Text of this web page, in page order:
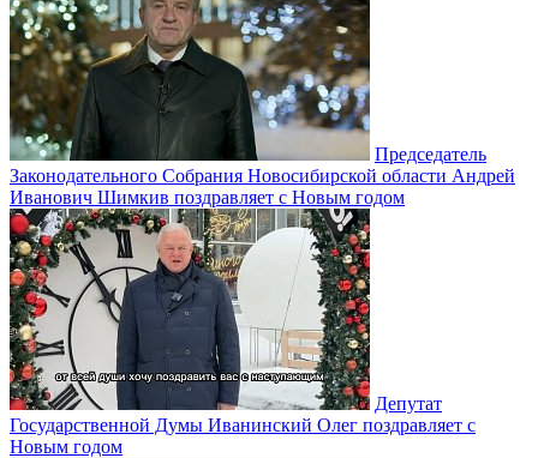
Председатель
Законодательного Собрания Новосибирской области Андрей
Иванович Шимкив поздравляет с Новым годом
Депутат
Государственной Думы Иванинский Олег поздравляет с
Новым годом